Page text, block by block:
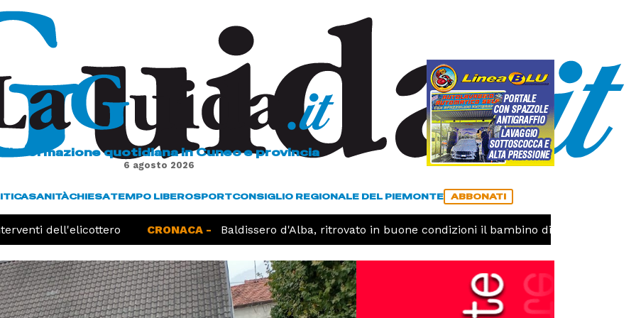
L'informazione quotidiana in Cuneo e provincia
6 agosto 2026
SANITÀCHIESATEMPO LIBEROSPORTCONSIGLIO REGIONALE DEL PIEMONTE ABBONATI
dell'elicottero CRONACA - Baldissero d'Alba, ritrovato in buone condizioni il bambino disperso